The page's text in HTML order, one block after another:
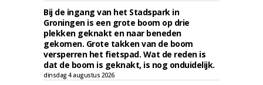
Bij de ingang van het Stadspark in
Groningen is een grote boom op drie
plekken geknakt en naar beneden
gekomen. Grote takken van de boom
versperren het fietspad. Wat de reden is
dat de boom is geknakt, is nog onduidelijk.
dinsdag 4 augustus 2026